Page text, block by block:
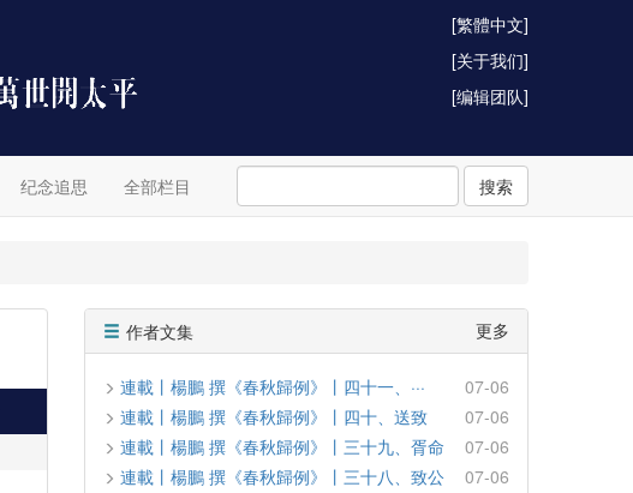
[繁體中文]
[关于我们]
[编辑团队]
纪念追思 全部栏目 搜索
作者文集 更多
連載丨楊鵬 撰《春秋歸例》丨四十一、···
07-06
連載丨楊鵬 撰《春秋歸例》丨四十、送致
07-06
連載丨楊鵬 撰《春秋歸例》丨三十九、胥命
07-06
連載丨楊鵬 撰《春秋歸例》丨三十八、致公
07-06